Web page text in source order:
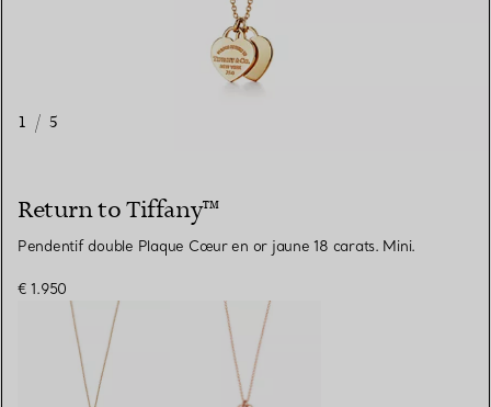
1 / 5
Return to Tiffany™
Pendentif double Plaque Cœur en or jaune 18 carats. Mini.
€ 1.950